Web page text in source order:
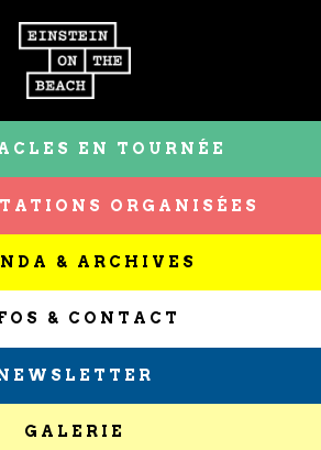
EN TOURNÉE
ORGANISÉES
& ARCHIVES
& CONTACT
GALERIE